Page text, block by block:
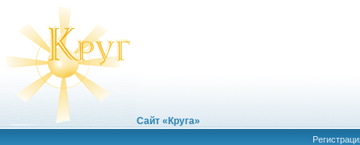
Сайт «Круга»